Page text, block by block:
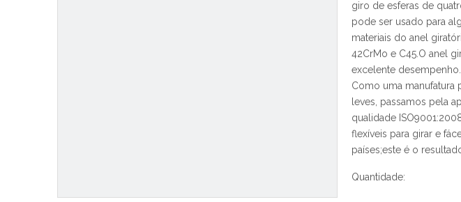
giro de esferas de
pode ser usado para
materiais do anel
42CrMo e C45.O anel
excelente desempenho.
Como uma
leves, passamos pela
qualidade
flexíveis para girar e
países;este é o
Quantidade: